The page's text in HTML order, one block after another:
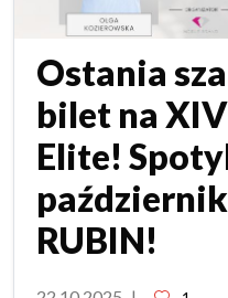
Ostania
bilet na
Elite!
RUBIN!